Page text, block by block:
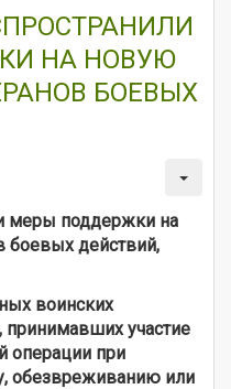
НА НОВУЮ
БОЕВЫХ
меры поддержки на
боевых действий,
воинских
участие
операции при
обезвреживанию или